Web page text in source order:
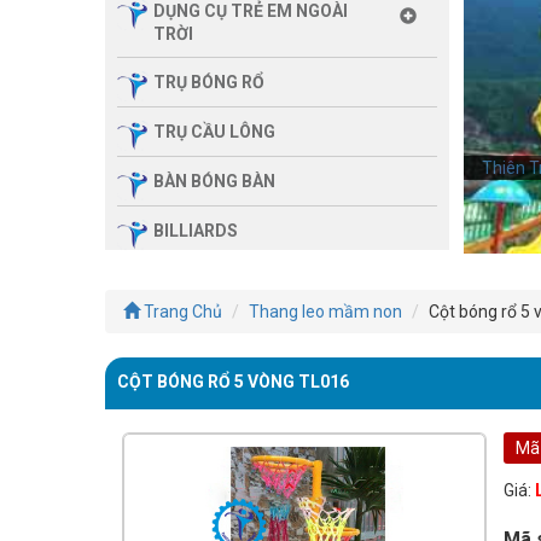
DỤNG CỤ TRẺ EM NGOÀI
TRỜI
TRỤ BÓNG RỔ
TRỤ CẦU LÔNG
BÀN BÓNG BÀN
BILLIARDS
ĐÌNH
GIÀN TẬP ĐA NĂNG
THIẾT BỊ PHÒNG GYM
Thiên
Thiên
Trang Chủ Thang leo mầm non Cột bóng rổ 5
CỘT BÓNG RỔ 5 VÒNG TL016
Giá: